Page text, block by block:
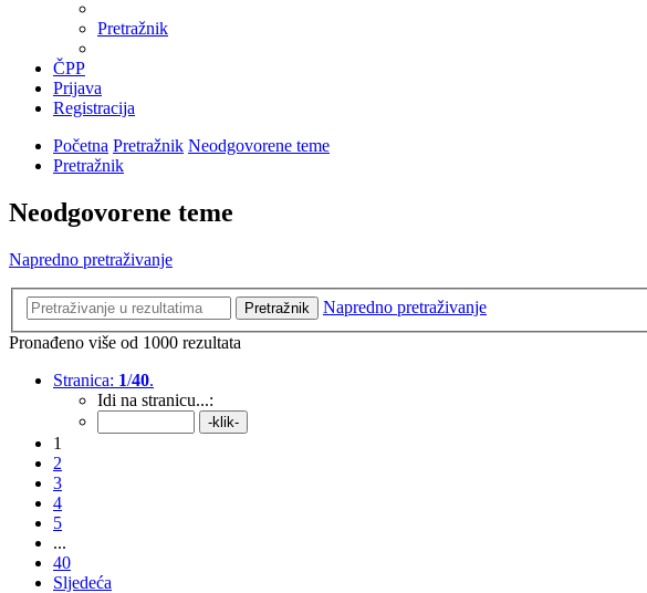
Pretražnik
ČPP
Prijava
Registracija
Početna Pretražnik Neodgovorene teme
Pretražnik
Neodgovorene teme
Napredno pretraživanje
Pretražnik
Napredno pretraživanje
Pronađeno više od 1000 rezultata
Stranica: 1/40.
Idi na stranicu...:
1
2
3
4
5
...
40
Sljedeća